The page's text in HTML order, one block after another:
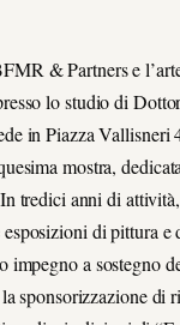
& Partners e
lo studio di
in Piazza Vallisneri
mostra,
tredici anni di
di pittura e
a sostegno
sponsorizzazione di